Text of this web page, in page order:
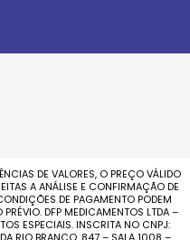
DE VALORES, O PREÇO VÁLIDO
A ANÁLISE E CONFIRMAÇÃO DE
DE PAGAMENTO PODEM
DFP MEDICAMENTOS LTDA –
ESPECIAIS. INSCRITA NO CNPJ:
RIO BRANCO, 847 – SALA 1008 –